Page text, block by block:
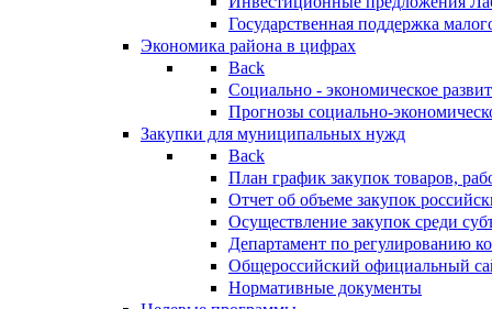
Государственная поддержка
Экономика района в цифрах
Back
Социально - экономическое
Прогнозы социально-
Закупки для муниципальных нужд
Back
План график закупок товаров,
Отчет об объеме закупок
Осуществление закупок среди
Департамент по регулированию
Общероссийский официальный
Нормативные документы